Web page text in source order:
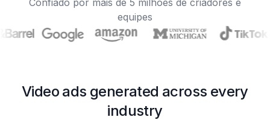
Confiado por mais de 5 milhões de criadores e
equipes
Video ads generated across every
industry